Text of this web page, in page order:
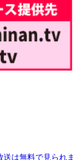
は無料で見られま